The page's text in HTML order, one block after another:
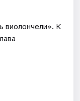
виолончели». К